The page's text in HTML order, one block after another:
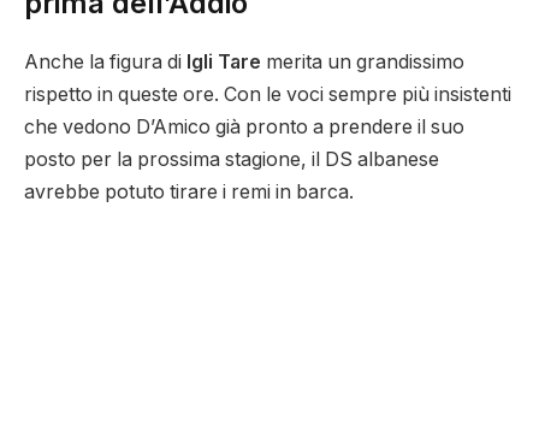
Anche la figura di Igli Tare merita un grandissimo
rispetto in queste ore. Con le voci sempre più insistenti
che vedono D’Amico già pronto a prendere il suo
posto per la prossima stagione, il DS albanese
avrebbe potuto tirare i remi in barca.